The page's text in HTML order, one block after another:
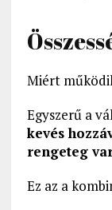
Miért
Egyszerű a
kevés
rengeteg
Ez az a